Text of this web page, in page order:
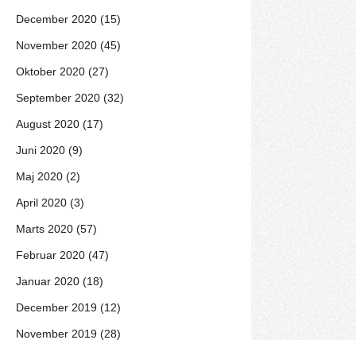
December 2020 (15)
November 2020 (45)
Oktober 2020 (27)
September 2020 (32)
August 2020 (17)
Juni 2020 (9)
Maj 2020 (2)
April 2020 (3)
Marts 2020 (57)
Februar 2020 (47)
Januar 2020 (18)
December 2019 (12)
November 2019 (28)